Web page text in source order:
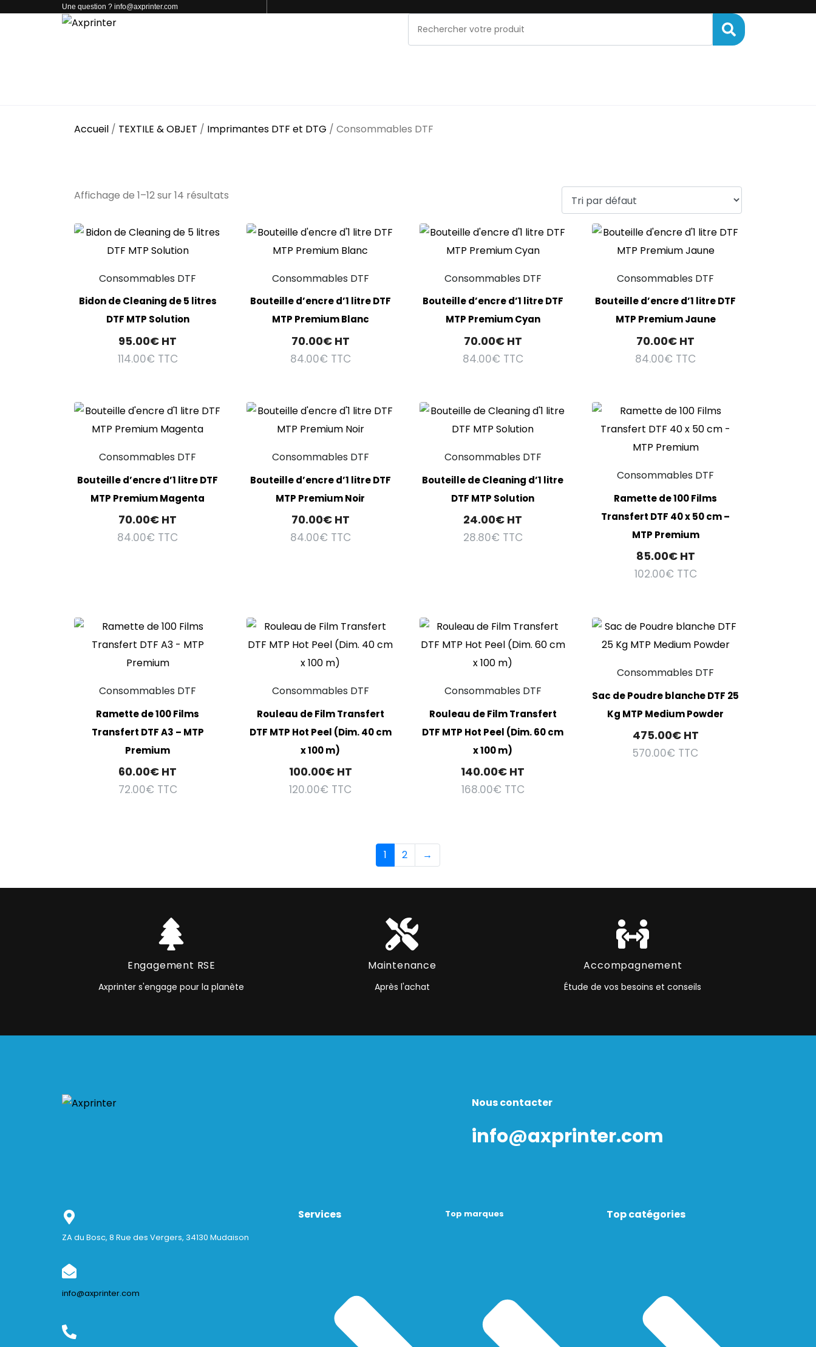
Une question ? info@axprinter.com
Accueil / TEXTILE & OBJET / Imprimantes DTF et DTG / Consommables DTF
Affichage de 1–12 sur 14 résultats
Consommables DTF
Bidon de Cleaning de 5 litres
DTF MTP Solution
95.00€ HT
114.00€ TTC
Consommables DTF
Bouteille d’encre d’1 litre DTF
MTP Premium Blanc
70.00€HT
84.00€ TTC
Consommables DTF
Bouteille d’encre d’1 litre DTF
MTP Premium Cyan
70.00€HT
84.00€ TTC
Consommables DTF
Bouteille d’encre d’1 litre DTF
MTP Premium Jaune
70.00€ HT
84.00€ TTC
Consommables DTF
Bouteille d’encre d’1 litre DTF
MTP Premium Magenta
70.00€ HT
84.00€ TTC
Consommables DTF
Bouteille d’encre d’1 litre DTF
MTP Premium Noir
70.00€HT
84.00€ TTC
Consommables DTF
Bouteille de Cleaning d’1 litre
DTF MTP Solution
24.00€ HT
28.80€ TTC
Consommables DTF
Ramette de 100 Films
Transfert DTF 40 x 50 cm –
MTP Premium
85.00€HT
102.00€ TTC
Consommables DTF
Ramette de 100 Films
Transfert DTF A3 – MTP
Premium
60.00€ HT
72.00€ TTC
Consommables DTF
Rouleau de Film Transfert
DTF MTP Hot Peel (Dim. 40 cm
x 100 m)
100.00€HT
120.00€ TTC
Consommables DTF
Rouleau de Film Transfert
DTF MTP Hot Peel (Dim. 60 cm
x 100 m)
140.00€ HT
168.00€ TTC
Consommables DTF
Sac de Poudre blanche DTF 25
Kg MTP Medium Powder
475.00€HT
570.00€ TTC
1 2 →
Engagement RSE
Axprinter s'engage pour la planète
Maintenance
Après l'achat
Accompagnement
Étude de vos besoins et conseils
Nous contacter
info@axprinter.com
ZA du Bosc, 8 Rue des Vergers, 34130 Mudaison
info@axprinter.com
Services Top marques Top catégories